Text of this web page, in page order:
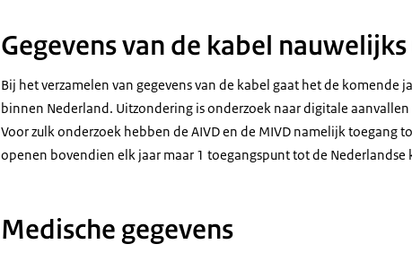
Gegevens van de kabel
Bij het verzamelen van gegevens van de kabel gaat het de
binnen Nederland. Uitzondering is onderzoek naar digitale
Voor zulk onderzoek hebben de AIVD en de MIVD namelijk toegang
openen bovendien elk jaar maar 1 toegangspunt tot de Nederlandse
Medische gegevens